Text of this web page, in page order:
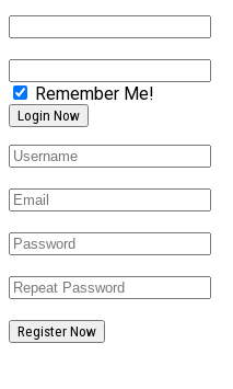
Remember Me!
Register Now